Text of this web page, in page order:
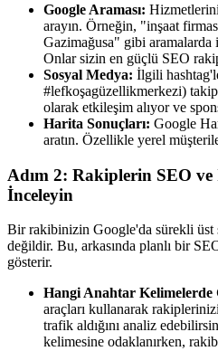
Google Araması:
arayın. Örneğin, "inşaat
Gazimağusa" gibi aramalarda
Onlar sizin en güçlü SEO
Sosyal Medya: İlgili
#lefkoşagüzellikmerkezi)
olarak etkileşim alıyor ve
Harita Sonuçları: Google
aratın. Özellikle yerel
Adım 2: Rakiplerin SEO
İnceleyin
Bir rakibinizin Google'da sürekli üst
değildir. Bu, arkasında planlı bir
gösterir.
Hangi Anahtar Kelimelerde
araçları kullanarak
trafik aldığını analiz
kelimesine odaklanırken,